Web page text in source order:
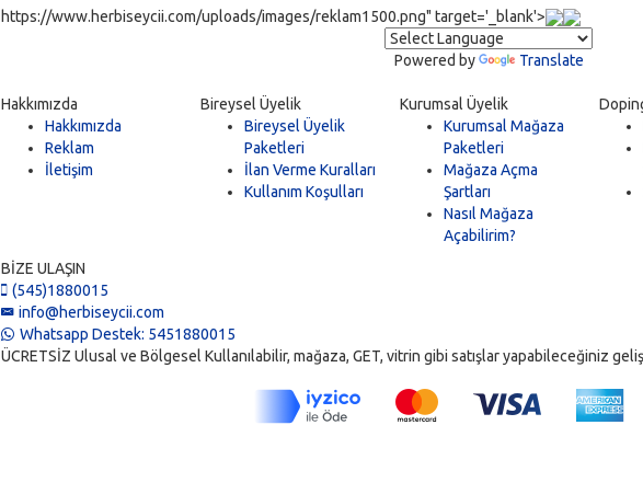
https://www.herbiseycii.com/uploads/images/reklam1500.png" target='_blank'>
Powered by Translate
Hakkımızda
Hakkımızda
Reklam
İletişim
Bireysel Üyelik
Bireysel Üyelik
Paketleri
İlan Verme Kuralları
Kullanım Koşulları
Kurumsal Üyelik
Kurumsal Mağaza
Paketleri
Mağaza Açma
Şartları
Nasıl Mağaza
Açabilirim?
BİZE ULAŞIN
(545)1880015
info@herbiseycii.com
Whatsapp Destek: 5451880015
ÜCRETSİZ Ulusal ve Bölgesel Kullanılabilir, mağaza, GET, vitrin gibi satışlar yapabileceğiniz